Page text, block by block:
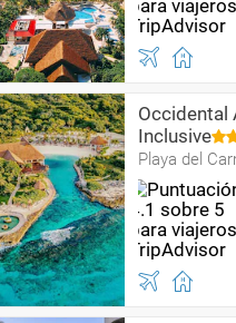
Occidental
Inclusive
Playa del